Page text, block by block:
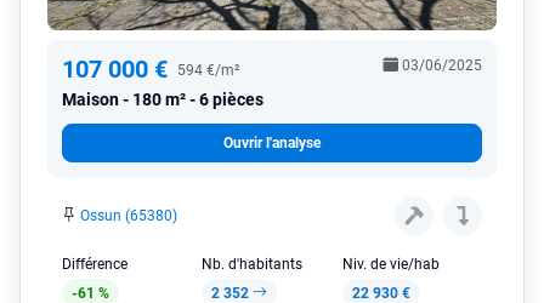
107 000 € 594 €/m²
Maison 180 m² - 6 pièces
03/06/2025
Ouvrir l'analyse
Ossun (65380)
Différence
-61 %
Nb. d'habitants
2 352
Niv. de vie/hab
22 930 €